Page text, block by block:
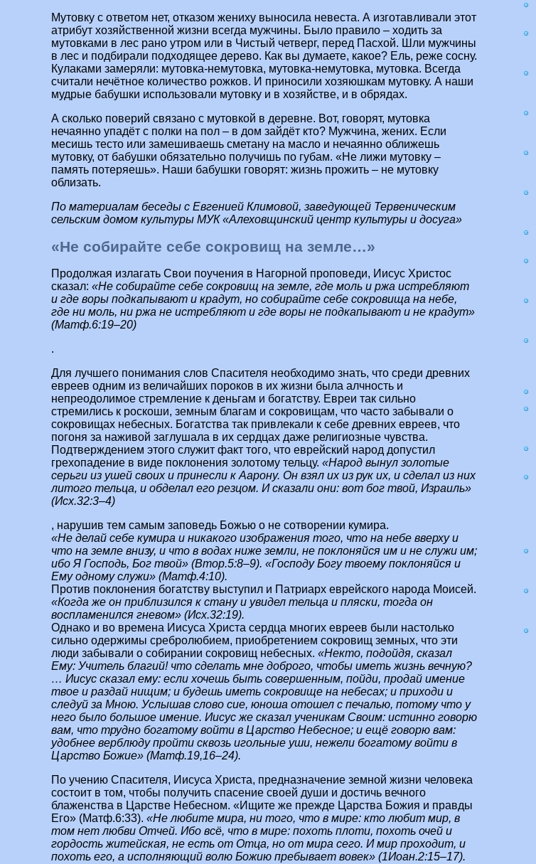
Мутовку с ответом нет, отказом жениху выносила невеста. А изготавливали этот
атрибут хозяйственной жизни всегда мужчины. Было правило – ходить за
мутовками в лес рано утром или в Чистый четверг, перед Пасхой. Шли мужчины
в лес и подбирали подходящее дерево. Как вы думаете, какое? Ель, реже сосну.
Кулаками замеряли: мутовка-немутовка, мутовка-немутовка, мутовка. Всегда
считали нечётное количество рожков. И приносили хозяюшкам мутовку. А наши
мудрые бабушки использовали мутовку и в хозяйстве, и в обрядах.
А сколько поверий связано с мутовкой в деревне. Вот, говорят, мутовка
нечаянно упадёт с полки на пол – в дом зайдёт кто? Мужчина, жених. Если
месишь тесто или замешиваешь сметану на масло и нечаянно оближешь
мутовку, от бабушки обязательно получишь по губам. «Не лижи мутовку –
память потеряешь». Наши бабушки говорят: жизнь прожить – не мутовку
облизать.
По материалам беседы с Евгенией Климовой, заведующей Тервеническим
сельским домом культуры МУК «Алеховщинский центр культуры и досуга»
«Не собирайте себе сокровищ на земле…»
Продолжая излагать Свои поучения в Нагорной проповеди, Иисус Христос
сказал: «Не собирайте себе сокровищ на земле, где моль и ржа истребляют
и где воры подкапывают и крадут, но собирайте себе сокровища на небе,
где ни моль, ни ржа не истребляют и где воры не подкапывают и не крадут»
(Матф.6:19–20)
.
Для лучшего понимания слов Спасителя необходимо знать, что среди древних
евреев одним из величайших пороков в их жизни была алчность и
непреодолимое стремление к деньгам и богатству. Евреи так сильно
стремились к роскоши, земным благам и сокровищам, что часто забывали о
сокровищах небесных. Богатства так привлекали к себе древних евреев, что
погоня за наживой заглушала в их сердцах даже религиозные чувства.
Подтверждением этого служит факт того, что еврейский народ допустил
грехопадение в виде поклонения золотому тельцу. «Народ вынул золотые
серьги из ушей своих и принесли к Аарону. Он взял их из рук их, и сделал из них
литого тельца, и обделал его резцом. И сказали они: вот бог твой, Израиль»
(Исх.32:3–4)
, нарушив тем самым заповедь Божью о не сотворении кумира.
«Не делай себе кумира и никакого изображения того, что на небе вверху и
что на земле внизу, и что в водах ниже земли, не поклоняйся им и не служи им;
ибо Я Господь, Бог твой» (Втор.5:8–9). «Господу Богу твоему поклоняйся и
Ему одному служи» (Матф.4:10).
Против поклонения богатству выступил и Патриарх еврейского народа Моисей.
«Когда же он приблизился к стану и увидел тельца и пляски, тогда он
воспламенился гневом» (Исх.32:19).
Однако и во времена Иисуса Христа сердца многих евреев были настолько
сильно одержимы сребролюбием, приобретением сокровищ земных, что эти
люди забывали о собирании сокровищ небесных. «Некто, подойдя, сказал
Ему: Учитель благий! что сделать мне доброго, чтобы иметь жизнь вечную?
… Иисус сказал ему: если хочешь быть совершенным, пойди, продай имение
твое и раздай нищим; и будешь иметь сокровище на небесах; и приходи и
следуй за Мною. Услышав слово сие, юноша отошел с печалью, потому что у
него было большое имение. Иисус же сказал ученикам Своим: истинно говорю
вам, что трудно богатому войти в Царство Небесное; и ещё говорю вам:
удобнее верблюду пройти сквозь игольные уши, нежели богатому войти в
Царство Божие» (Матф.19,16–24).
По учению Спасителя, Иисуса Христа, предназначение земной жизни человека
состоит в том, чтобы получить спасение своей души и достичь вечного
блаженства в Царстве Небесном. «Ищите же прежде Царства Божия и правды
Его» (Матф.6:33). «Не любите мира, ни того, что в мире: кто любит мир, в
том нет любви Отчей. Ибо всё, что в мире: похоть плоти, похоть очей и
гордость житейская, не есть от Отца, но от мира сего. И мир проходит, и
похоть его, а исполняющий волю Божию пребывает вовек» (1Иоан.2:15–17).